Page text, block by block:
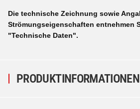
PRODUKTINFORMATIONEN
Die technische Zeichnung sowie
Strömungseigenschaften entnehmen
"Technische Daten".